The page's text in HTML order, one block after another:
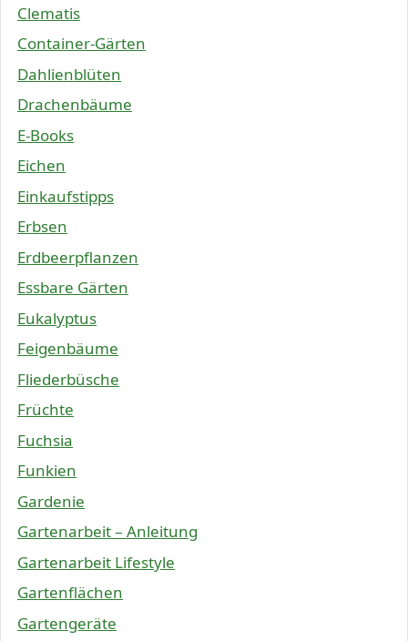
Clematis
Container-Gärten
Dahlienblüten
Drachenbäume
E-Books
Eichen
Einkaufstipps
Erbsen
Erdbeerpflanzen
Essbare Gärten
Eukalyptus
Feigenbäume
Fliederbüsche
Früchte
Fuchsia
Funkien
Gardenie
Gartenarbeit – Anleitung
Gartenarbeit Lifestyle
Gartenflächen
Gartengeräte